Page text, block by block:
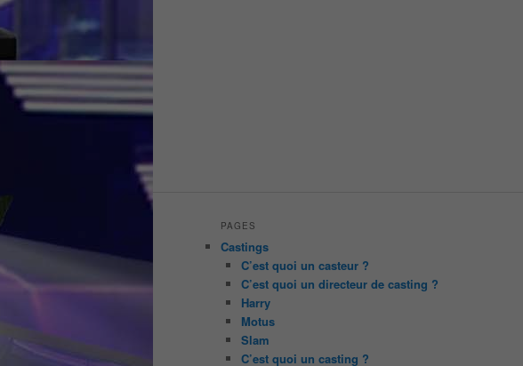
PAGES
Castings
C’est quoi un casteur ?
C’est quoi un directeur de casting ?
Harry
Motus
Slam
C’est quoi un casting ?